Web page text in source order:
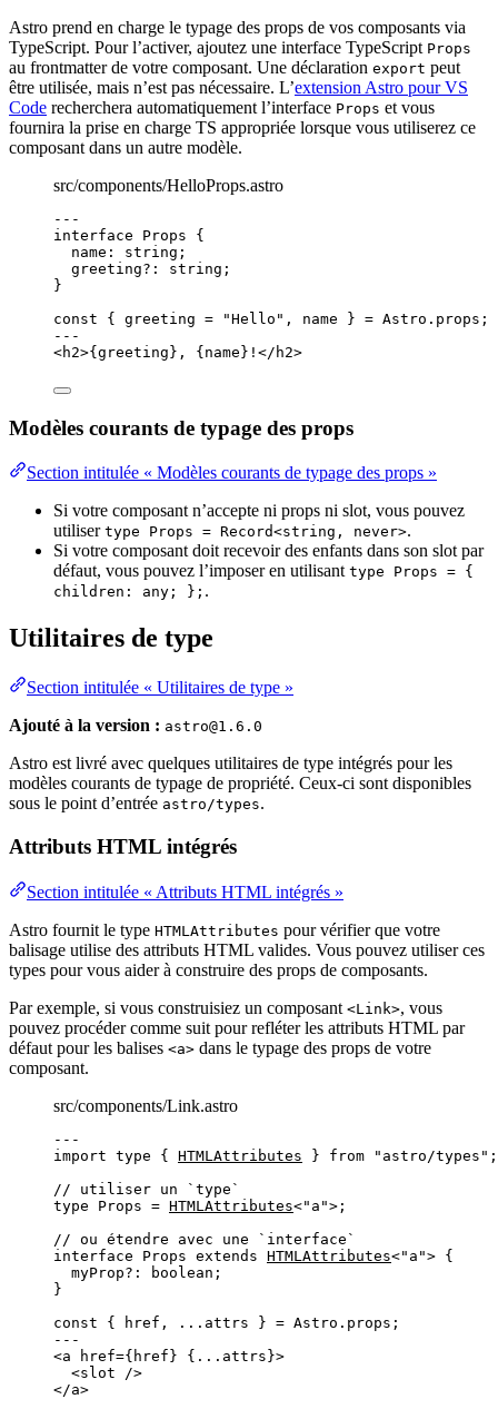
Astro prend en charge le typage des props de vos composants via
TypeScript. Pour l’activer, ajoutez une interface TypeScript Props
au frontmatter de votre composant. Une déclaration export peut
être utilisée, mais n’est pas nécessaire. L’extension Astro pour VS
Code recherchera automatiquement l’interface Props et vous
fournira la prise en charge TS appropriée lorsque vous utiliserez ce
composant dans un autre modèle.
src/components/HelloProps.astro
---
interface Props {
name : string ;
greeting?: string ;
}
const { greeting = "Hello " , name } = Astro . props ;
---
<h2>{ greeting } , { name } ! </ h2>
Modèles courants de typage des props
Section intitulée « Modèles courants de typage des props »
Si votre composant n’accepte ni props ni slot, vous pouvez
utiliser type Props = Record<string, never>.
Si votre composant doit recevoir des enfants dans son slot par
défaut, vous pouvez l’imposer en utilisant type Props = {
children: any; }; .
Utilitaires de type
Section intitulée « Utilitaires de type »
Ajouté à la version : astro@1.6.0
Astro est livré avec quelques utilitaires de type intégrés pour les
modèles courants de typage de propriété. Ceux-ci sont disponibles
sous le point d’entrée astro/types.
Attributs HTML intégrés
Section intitulée « Attributs HTML intégrés »
Astro fournit le type HTMLAttributes pour vérifier que votre
balisage utilise des attributs HTML valides. Vous pouvez utiliser ces
types pour vous aider à construire des props de composants.
Par exemple, si vous construisiez un composant <Link>, vous
pouvez procéder comme suit pour refléter les attributs HTML par
défaut pour les balises <a> dans le typage des props de votre
composant.
src/components/Link.astro
---
import type { HTMLAttributes } from " astro/types " ;
// utiliser un `type`
type Props = HTMLAttributes<" a ">;
// ou étendre avec une `interface`
interface Props extends HTMLAttributes<" a "> {
myProp?: boolean ;
}
const {
href , ... attrs } = Astro . props ;
---
<a href={ href} { ... attrs}>
<slot />
</a>